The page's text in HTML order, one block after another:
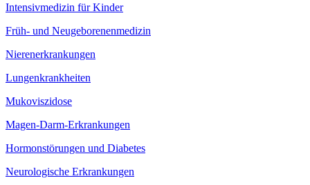
Intensivmedizin für Kinder
Früh- und Neugeborenenmedizin
Nierenerkrankungen
Lungenkrankheiten
Mukoviszidose
Magen-Darm-Erkrankungen
Hormonstörungen und Diabetes
Neurologische Erkrankungen